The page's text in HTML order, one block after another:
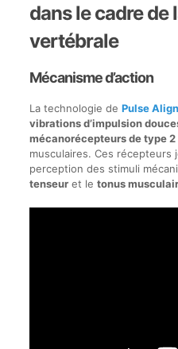
dans le cadre
vertébrale
Mécanisme d’action
La technologie de Pulse Align
vibrations d’impulsion
mécanorécepteurs de type 2
musculaires. Ces récepteurs
perception des stimuli
tenseuret le tonus